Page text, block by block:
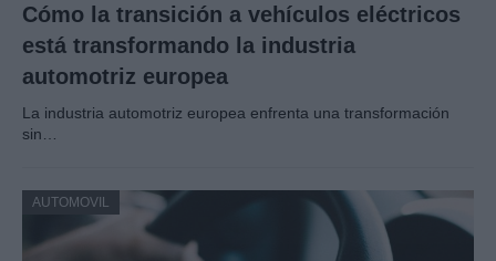
Cómo la transición a vehículos eléctricos
está transformando la industria
automotriz europea
La industria automotriz europea enfrenta una transformación
sin…
AUTOMOVIL